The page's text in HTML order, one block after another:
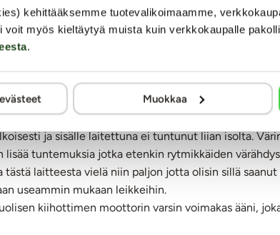
kehittääksemme tuotevalikoimaamme,
voit myös kieltäytyä muista kuin verkkokaupalle
.
Muokkaa
hieman)
1 painikkeella ja/tai langattomalla kauko-ohjaimella.
Huom. Adapteri ei sisälly pakkaukseen.
kauko-ohjain on roisketiivis.
kertaa seksivälineitä ja itse viehätyin
odotuttaa itseään makuuhuoneessa muutaman
puolisoa mukaan, koska ainakin meillä vaimo
ja sen häntäosa soveltui tosi hyvin niin
kokeiltiin alussa, mutta todettiin vielä hieman
ja sisälle laitettuna ei tuntunut liian isolta.
lisää tuntemuksia jotka etenkin rytmikkäiden
laitteesta vielä niin paljon jotta olisin sillä
useammin mukaan leikkeihin.
kiihottimen moottorin varsin voimakas ääni,